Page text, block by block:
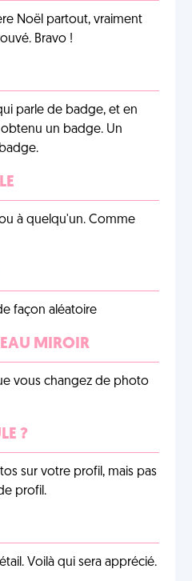
Noël partout, vraiment
Bravo !
parle de badge, et en
un badge. Un
à quelqu'un. Comme
façon aléatoire
MIROIR
vous changez de photo
?
sur votre profil, mais pas
profil.
Voilà qui sera apprécié.